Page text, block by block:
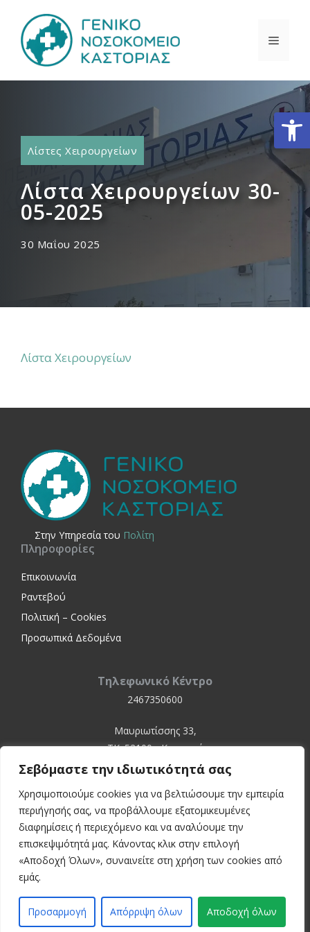
Σεβόμαστε την ιδιωτικότητά σας
Χρησιμοποιούμε cookies για να βελτιώσουμε την εμπειρία
περιήγησής σας, να προβάλλουμε εξατομικευμένες
διαφημίσεις ή περιεχόμενο και να αναλύουμε την
επισκεψιμότητά μας. Κάνοντας κλικ στην επιλογή
«Αποδοχή Όλων», συναινείτε στη χρήση των cookies από
εμάς.
Προσαρμογή Απόρριψη όλων Αποδοχή όλων
περιεχόμενο
Λίστες Χειρουργείων
Λίστα Χειρουργείων 30-
05-2025
30 Μαΐου 2025
Λίστα Χειρουργείων
Στην Yπηρεσία του Πολίτη
Πληροφορίες
Επικοινωνία
Ραντεβού
Πολιτική – Cookies
Προσωπικά Δεδομένα
Τηλεφωνικό Κέντρο
2467350600
Μαυριωτίσσης 33,
ΤΚ. 52100 - Καστοριά